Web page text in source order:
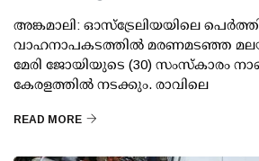
അങ്കമാലി: ഓസ്‌ട്രേലിയയിലെ
വാഹനാപകടത്തിൽ മരണമടഞ്ഞ
മേരി ജോയിയുടെ (30) സംസ്കാരം
കേരളത്തിൽ നടക്കും. രാവിലെ
READ MORE